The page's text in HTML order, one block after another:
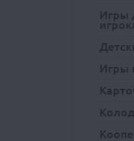
Игры
Игры